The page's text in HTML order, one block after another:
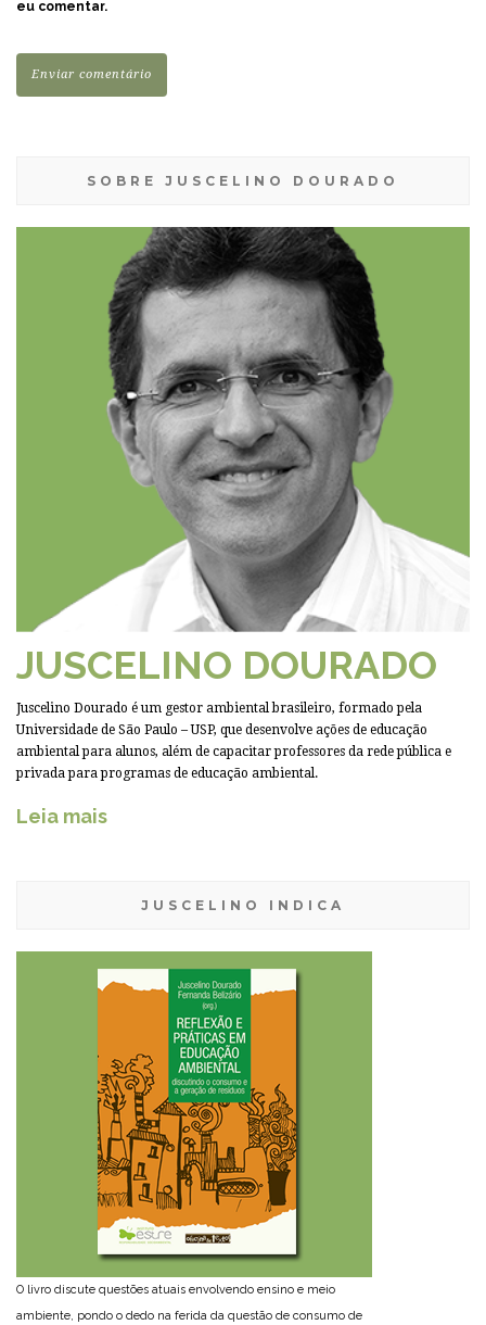
eu comentar.
SOBRE JUSCELINO DOURADO
JUSCELINO DOURADO
Juscelino Dourado é um gestor ambiental brasileiro, formado pela
Universidade de São Paulo – USP, que desenvolve ações de educação
ambiental para alunos, além de capacitar professores da rede pública e
privada para programas de educação ambiental.
Leia mais
JUSCELINO INDICA
O livro discute questões atuais envolvendo ensino e meio
ambiente, pondo o dedo na ferida da questão de consumo de